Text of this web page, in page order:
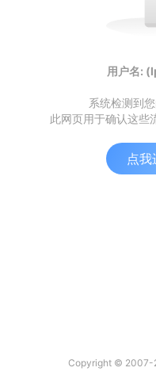
用户名:
系统检测到
此网页用于确认这些
点
Copyright © 2007-